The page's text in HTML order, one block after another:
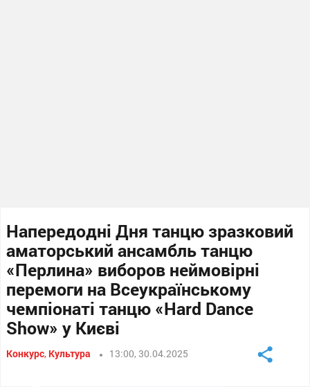
Напередодні Дня танцю зразковий
аматорський ансамбль танцю
«Перлина» виборов неймовірні
перемоги на Всеукраїнському
чемпіонаті танцю «Hard Dance
Show» у Києві
Конкурс, Культура 13:00, 30.04.2025